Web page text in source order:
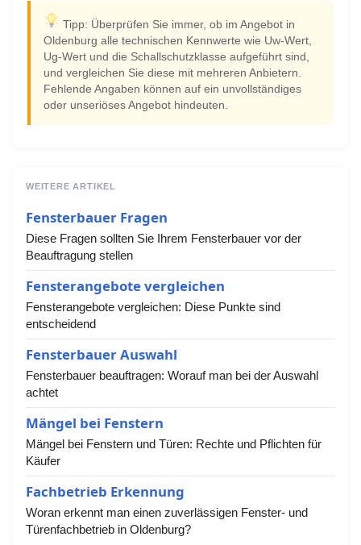
Tipp: Überprüfen Sie immer, ob im Angebot in
Oldenburg alle technischen Kennwerte wie Uw-Wert,
Ug-Wert und die Schallschutzklasse aufgeführt sind,
und vergleichen Sie diese mit mehreren Anbietern.
Fehlende Angaben können auf ein unvollständiges
oder unseriöses Angebot hindeuten.
WEITERE ARTIKEL
Fensterbauer Fragen
Diese Fragen sollten Sie Ihrem Fensterbauer vor der
Beauftragung stellen
Fensterangebote vergleichen
Fensterangebote vergleichen: Diese Punkte sind
entscheidend
Fensterbauer Auswahl
Fensterbauer beauftragen: Worauf man bei der Auswahl
achtet
Mängel bei Fenstern
Mängel bei Fenstern und Türen: Rechte und Pflichten für
Käufer
Fachbetrieb Erkennung
Woran erkennt man einen zuverlässigen Fenster- und
Türenfachbetrieb in Oldenburg?